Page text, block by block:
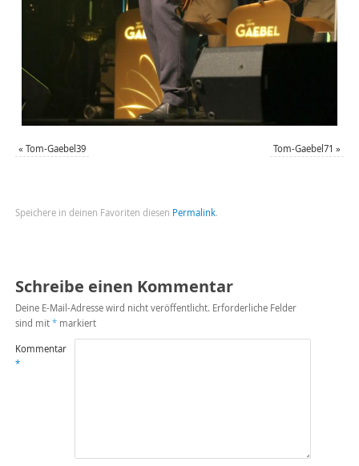
« Tom-Gaebel39 Tom-Gaebel71 »
Speichere in deinen Favoriten diesen Permalink.
Schreibe einen Kommentar
Deine E-Mail-Adresse wird nicht veröffentlicht. Erforderliche Felder
sind mit *markiert
Kommentar
*